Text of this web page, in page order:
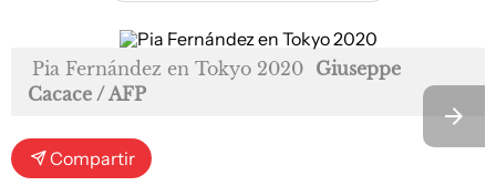
Pia Fernández en Tokyo 2020 Giuseppe
Cacace / AFP
Compartir